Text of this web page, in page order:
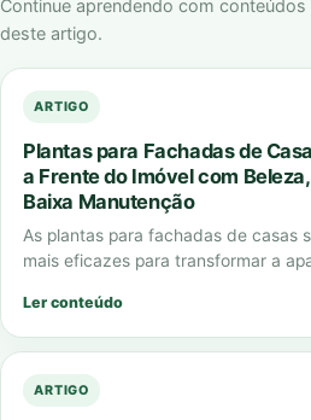
Continue aprendendo com
deste artigo.
ARTIGO
Plantas para Fachadas de
a Frente do Imóvel com
Baixa Manutenção
As plantas para fachadas de casas
mais eficazes para transformar a
Ler conteúdo
ARTIGO